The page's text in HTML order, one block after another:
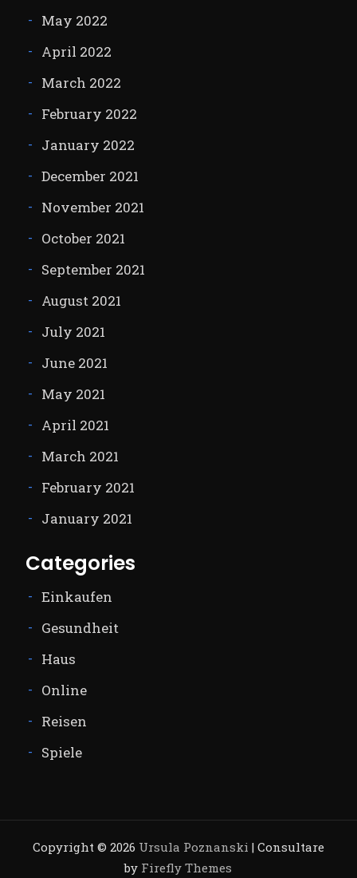
May 2022
April 2022
March 2022
February 2022
January 2022
December 2021
November 2021
October 2021
September 2021
August 2021
July 2021
June 2021
May 2021
April 2021
March 2021
February 2021
January 2021
Categories
Einkaufen
Gesundheit
Haus
Online
Reisen
Spiele
Copyright © 2026 Ursula Poznanski | Consultare
by Firefly Themes